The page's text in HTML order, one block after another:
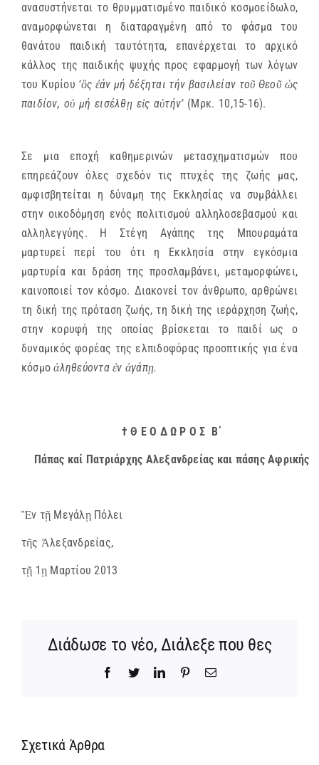
ανασυστήνεται το θρυμματισμένο παιδικό κοσμοείδωλο,
αναμορφώνεται η διαταραγμένη από το φάσμα του
θανάτου παιδική ταυτότητα, επανέρχεται το αρχικό
κάλλος της παιδικής ψυχής προς εφαρμογή των λόγων
του Κυρίου ‘ὃς ἐάν μή δέξηται τήν βασιλείαν τοῦ Θεοῦ ὡς
παιδίον, οὐ μή εισέλθῃ εἰς αὐτήν’(Μρκ. 10,15-16).
Σε μια εποχή καθημερινών μετασχηματισμών που
επηρεάζουν όλες σχεδόν τις πτυχές της ζωής μας,
αμφισβητείται η δύναμη της Εκκλησίας να συμβάλλει
στην οικοδόμηση ενός πολιτισμού αλληλοσεβασμού και
αλληλεγγύης. Η Στέγη Αγάπης της Μπουραμάτα
μαρτυρεί περί του ότι η Εκκλησία στην εγκόσμια
μαρτυρία και δράση της προσλαμβάνει, μεταμορφώνει,
καινοποιεί τον κόσμο. Διακονεί τον άνθρωπο, αρθρώνει
τη δική της πρόταση ζωής, τη δική της ιεράρχηση ζωής,
στην κορυφή της οποίας βρίσκεται το παιδί ως ο
δυναμικός φορέας της ελπιδοφόρας προοπτικής για ένα
κόσμοἀληθεύοντα ἐν ἀγάπῃ.
† Θ Ε Ο Δ Ω Ρ Ο Σ Β΄
Πάπας καί Πατριάρχης Αλεξανδρείας και πάσης Αφρικής
Ἒν τῇ Μεγάλῃ Πόλει
τῆς Ἀλεξανδρείας,
τῇ 1ῃ Μαρτίου 2013
Διάδωσε το νέο, Διάλεξε που θες
Facebook
TwitterLinkedInPinterestEmail
Σχετικά ΆρθραΊδρυση